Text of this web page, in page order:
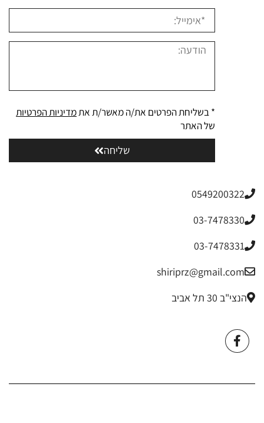
* בשליחת הפרטים את/ה מאשר/ת אתמדיניות הפרטיות
של האתר
שליחה
0549200322
03-7478330
03-7478331
shiriprz@gmail.com
הנצי"ב 30 תל אביב